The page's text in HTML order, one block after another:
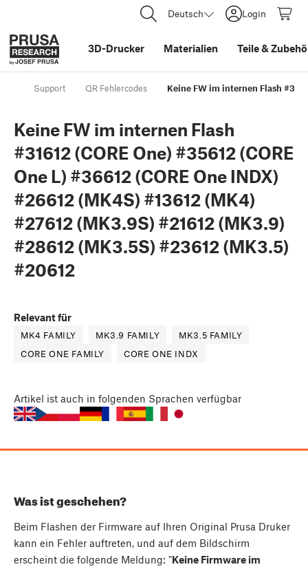
Deutsch Login
3D-Drucker Materialien Teile&
Support QR Fehlercodes Keine FW im internen Flash
Keine FW im internen Flash
#31612 (CORE One) #35612 (CORE
One L) #36612 (CORE One INDX)
#26612 (MK4S) #13612 (MK4)
#27612 (MK3.9S) #21612 (MK3.9)
#28612 (MK3.5S) #23612 (MK3.5)
#20612
Relevant für
MK4 FAMILY MK3.9 FAMILY
MK3.5 FAMILY
CORE ONE FAMILY
CORE ONE INDX
Artikel ist auch in folgenden Sprachen verfügbar
Was ist geschehen?
Beim Flashen der Firmware auf Ihren Original Prusa Druker
kann ein Fehler auftreten, und auf dem Bildschirm
erscheint die folgende Meldung: "Keine Firmware im